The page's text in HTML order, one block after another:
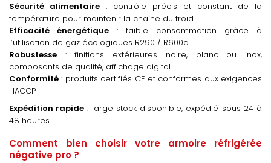
Sécurité alimentaire : contrôle précis et constant de la
température pour maintenir la chaîne du froid
Efficacité énergétique : faible consommation grâce à
l’utilisation de gaz écologiques R290 / R600a
Robustesse : finitions extérieures noire, blanc ou inox,
composants de qualité, affichage digital
Conformité : produits certifiés CE et conformes aux exigences
HACCP
Expédition rapide : large stock disponible, expédié sous 24 à
48 heures
Comment bien choisir votre armoire réfrigérée
négative pro ?